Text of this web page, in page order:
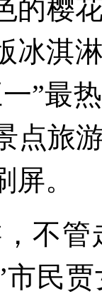
的樱
淇
”最
点旅
。
不
民